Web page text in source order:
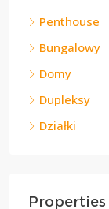
Penthouse
Bungalowy
Domy
Dupleksy
Działki
Properties